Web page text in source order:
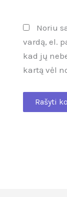
Noriu
vardą, el.
kad jų
kartą vėl